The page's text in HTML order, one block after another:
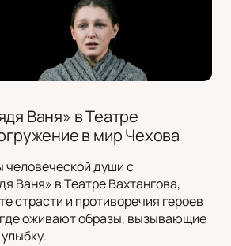
Ваня» в Театре
в мир Чехова
человеческой души с
Ваня» в Театре Вахтангова,
страсти и противоречия героев
оживают образы, вызывающие